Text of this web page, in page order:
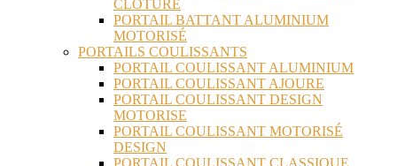
CLÔTURE
PORTAIL BATTANT ALUMINIUM
MOTORISÉ
PORTAILS COULISSANTS
PORTAIL COULISSANT ALUMINIUM
PORTAIL COULISSANT AJOURE
PORTAIL COULISSANT DESIGN
MOTORISE
PORTAIL COULISSANT MOTORISÉ
DESIGN